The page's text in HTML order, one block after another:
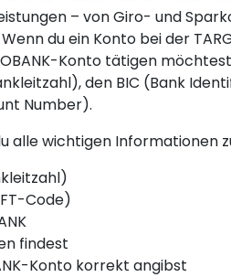
– von Giro- und
du ein Konto bei der
Konto tätigen
den BIC (Bank
Number).
alle wichtigen Informationen
Code)
findest
Konto korrekt angibst